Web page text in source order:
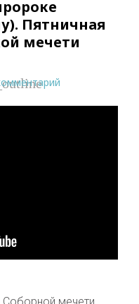
Пятничная
мечети
мечети